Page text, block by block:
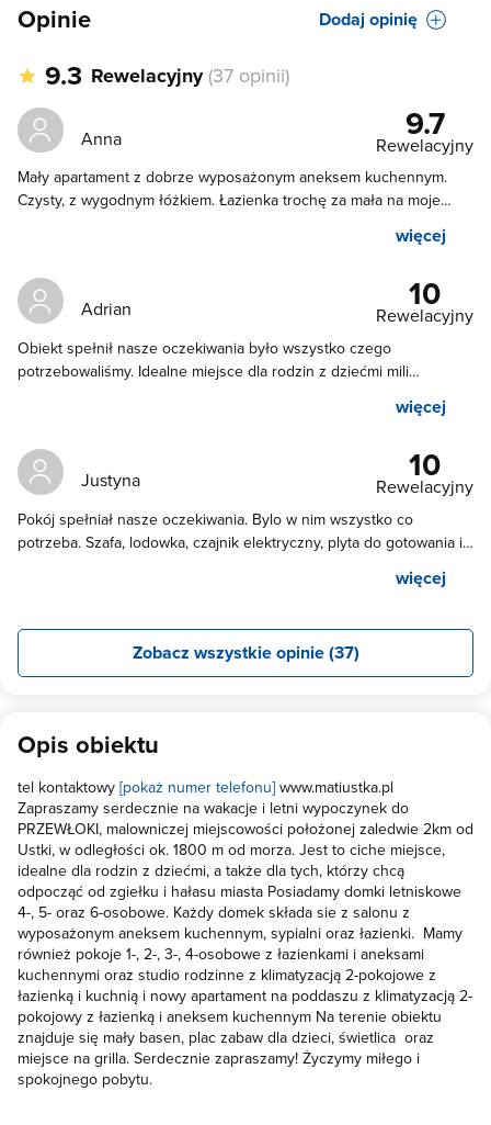
Opinie Dodaj opinię
9.3 Rewelacyjny (37 opinii)
Anna 9.7
Rewelacyjny
Mały apartament z dobrze wyposażonym aneksem kuchennym.
Czysty, z wygodnym łóżkiem. Łazienka trochę za mała na moje
potrzeby, ale na krótki pobyt wystarczy. Do morza dość daleko ale
więcej
Adrian 10
Rewelacyjny
Obiekt spełnił nasze oczekiwania było wszystko czego
potrzebowaliśmy. Idealne miejsce dla rodzin z dziećmi mili
mogą się wyhasać😁 Do plaży około 30 min spacerkiem przez las.
więcej
Justyna 10
Rewelacyjny
Pokój spełniał nasze oczekiwania. Bylo w nim wszystko co
potrzeba. Szafa, lodowka, czajnik elektryczny, plyta do gotowania i
rzeczy takie jak talerze szklanki, sztucce czy garnki do gotowania.
Do plazy samochodem mozna podjechac w kilka minut. Polecam
więcej
Zobacz wszystkie opinie (37)
Opis obiektu
tel kontaktowy [pokaż numer telefonu] www.matiustka.pl
Zapraszamy serdecznie na wakacje i letni wypoczynek do
PRZEWŁOKI, malowniczej miejscowości położonej zaledwie 2km od
Ustki, w odległości ok. 1800 m od morza. Jest to ciche miejsce,
idealne dla rodzin z dziećmi, a także dla tych, którzy chcą
odpocząć od zgiełku i hałasu miasta Posiadamy domki letniskowe
4-, 5- oraz 6-osobowe. Każdy domek składa sie z salonu z
wyposażonym aneksem kuchennym, sypialni oraz łazienki. Mamy
również pokoje 1-, 2-, 3-, 4-osobowe z łazienkami i aneksami
kuchennymi oraz studio rodzinne z klimatyzacją 2-pokojowe z
łazienką i kuchnią i nowy apartament na poddaszu z klimatyzacją 2-
pokojowy z łazienką i aneksem kuchennym Na terenie obiektu
znajduje się mały basen, plac zabaw dla dzieci, świetlica oraz
miejsce na grilla. Serdecznie zapraszamy! Życzymy miłego i
spokojnego pobytu.